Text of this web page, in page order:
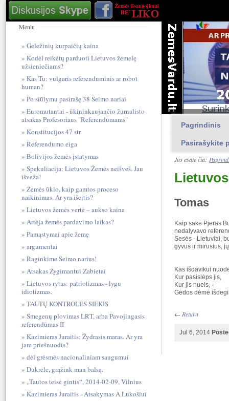
Pagrindinis
Pasirašykite
Jūs esate čia:
Tomas
Kaip sakė Pjeras
nedalyvavo
Sesės - Lietuviai,
gyvus ir mirusius,
Kas išdavikui
Kur pasislėps jis,
Kur jis nueis, -
Gėdos dėmė
← Return
Jul 6, 2014
Meniu
Geležinių kurpaičių kaina
Kodėl reikėtų parduoti Lietuvos žemelę
užsieniečiams?
Kas Tu: vulgari​s referendum​inis ar robot
human?
Po siūlymu pasirašę 38 Seimo nariai
Euromutantai - ūkininkaujančio žurnalisto
atsakas Profesoriaus "Referendūmams"
Konstitucijos 47 str.
Referendumo eiga
Bolivijos žemės įstatymas
Spekuliacija: Lietuvos Žemės neišveš. Jau
išveža!
Žemės ūkio, kaip gamtos proceso
naikinimas. Ar yra išeitis?
Lietuvos žemės vertė – aukso kaina
Artėja žemės pardavimo laikas?
Pamąstymai apie žemę
argumentai
Raginkime Seimo narius!
Atsakas Žygimantui Zabietai
Lietuvos rytas: patriotizmas - lygu
idiotizmas.
TAUTŲ KONTROLĖS SIEKIS
Smegenų plovimas LRT, arba Pavojingasis
referendūmas II
Kazimieras Juraitis: Žydrasis maras. Ar yra
jam priešnuodis?
dėl grėsmės nacionaliniam saugumui
Dukrele, grąžink man balsą.
„Tautos teisė gintis“, 2014-02-09, Vilnius
Kazimieras Juraitis - Atsakymas A.Lukošiui